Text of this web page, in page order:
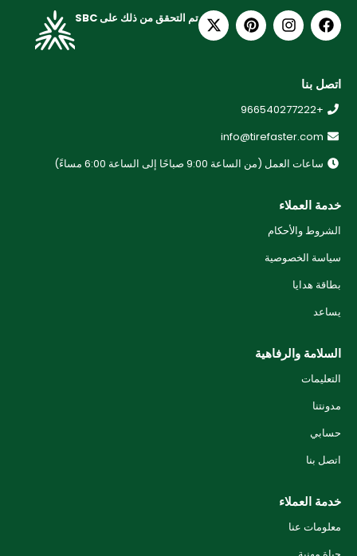
تم التحقق من ذلك على SBC
اتصل بنا
+966540277222
info@tirefaster.com
ساعات العمل (من الساعة 9:00 صباحًا إلى الساعة 6:00 مساءً)
خدمة العملاء
الشروط والأحكام
سياسة الخصوصية
بطاقة هدايا
يساعد
السلامة والرفاهية
التعليمات
مدونتنا
حسابي
اتصل بنا
خدمة العملاء
معلومات عنا